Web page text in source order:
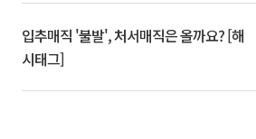
입추매직 '불발', 처서매직은 올까요? [해
시태그]